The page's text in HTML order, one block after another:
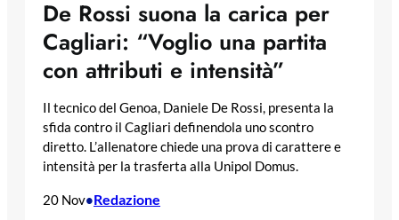
De Rossi suona la carica per
Cagliari: “Voglio una partita
con attributi e intensità”
Il tecnico del Genoa, Daniele De Rossi, presenta la
sfida contro il Cagliari definendola uno scontro
diretto. L’allenatore chiede una prova di carattere e
intensità per la trasferta alla Unipol Domus.
20 Nov•Redazione